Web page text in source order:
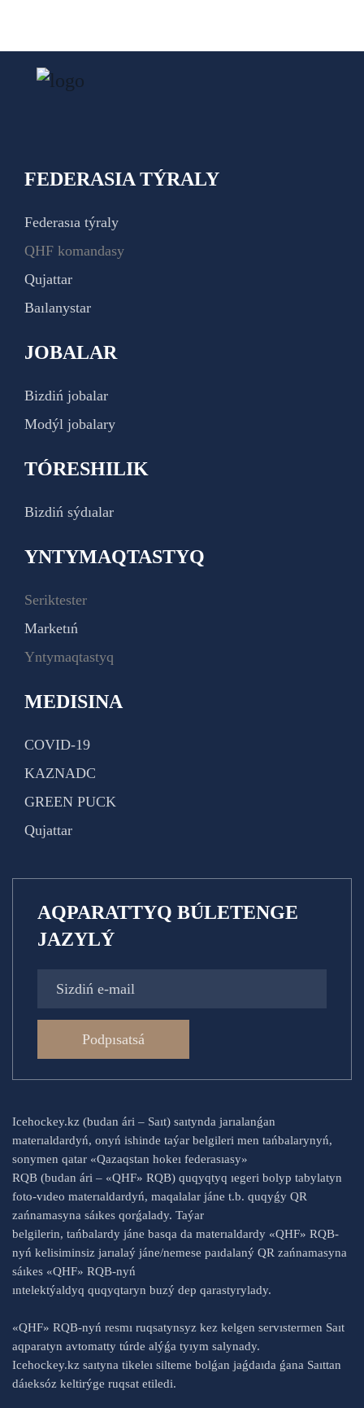
FEDERASIA TÝRALY
Federasıa týraly
QHF komandasy
Qujattar
Baılanystar
JOBALAR
Bizdiń jobalar
Modýl jobalary
TÓRESHILIK
Bizdiń sýdıalar
YNTYMAQTASTYQ
Seriktester
Marketıń
Yntymaqtastyq
MEDISINA
COVID-19
KAZNADC
GREEN PUCK
Qujattar
AQPARATTYQ BÚLETENGE
JAZYLÝ
Podpısatsá
Icehockey.kz (budan ári – Saıt) saıtynda jarıalanǵan
materıaldardyń, onyń ishinde taýar belgileri men tańbalarynyń,
sonymen qatar «Qazaqstan hokeı federasıasy»
RQB (budan ári – «QHF» RQB) quqyqtyq ıegeri bolyp tabylatyn
foto-vıdeo materıaldardyń, maqalalar jáne t.b. quqyǵy QR
zańnamasyna sáıkes qorǵalady. Taýar
belgilerin, tańbalardy jáne basqa da materıaldardy «QHF» RQB-
nyń kelisiminsiz jarıalaý jáne/nemese paıdalaný QR zańnamasyna
sáıkes «QHF» RQB-nyń
ıntelektýaldyq quqyqtaryn buzý dep qarastyrylady.
«QHF» RQB-nyń resmı ruqsatynsyz kez kelgen servıstermen Saıt
aqparatyn avtomatty túrde alýǵa tyıym salynady.
Icehockey.kz saıtyna tikeleı silteme bolǵan jaǵdaıda ǵana Saıttan
dáıeksóz keltirýge ruqsat etiledi.